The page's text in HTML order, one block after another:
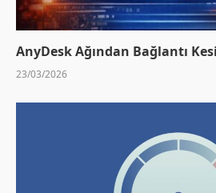
AnyDesk Ağından Bağlantı
23/03/2026